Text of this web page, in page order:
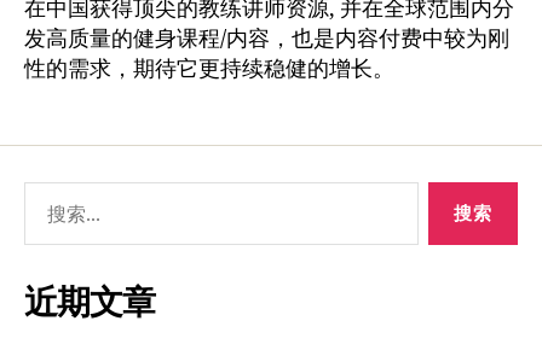
在中国获得顶尖的教练讲师资源, 并在全球范围内分
发高质量的健身课程/内容，也是内容付费中较为刚
性的需求，期待它更持续稳健的增长。
近期文章